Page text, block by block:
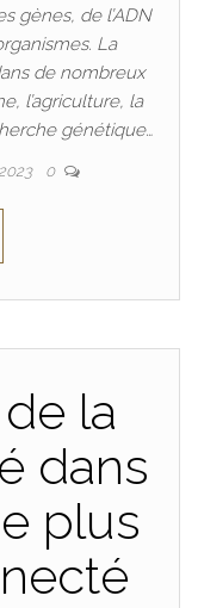
gènes, de l’ADN
La
de nombreux
l’agriculture, la
génétique…
0
la
dans
plus